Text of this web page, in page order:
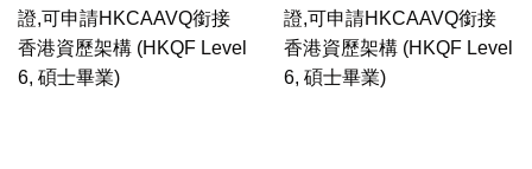
證,可申請HKCAAVQ銜接
香港資歷架構 (HKQF Level
6, 碩士畢業)
證,可申請HKCAAVQ銜接
香港資歷架構 (HKQF Level
6, 碩士畢業)